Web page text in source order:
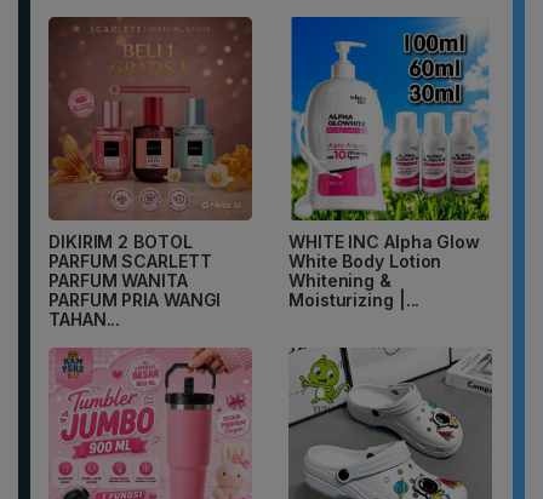
DIKIRIM 2 BOTOL
PARFUM SCARLETT
PARFUM WANITA
PARFUM PRIA WANGI
TAHAN...
WHITE INC Alpha Glow
White Body Lotion
Whitening &
Moisturizing |...